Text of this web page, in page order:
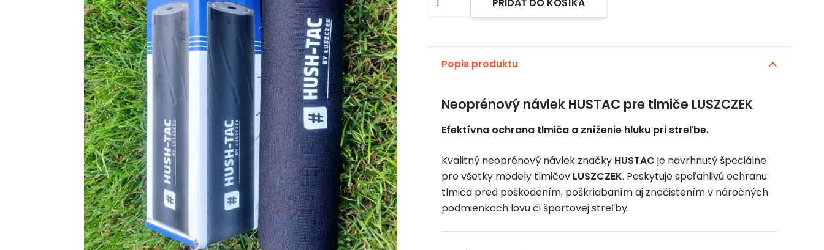
HUSTAC
Alternative:
Popis produktu
Neoprénový návlek HUSTAC pre tlmiče LUSZCZEK
Efektívna ochrana tlmiča a zníženie hluku pri streľbe.
Kvalitný neoprénový návlek značky HUSTAC je navrhnutý špeciálne
pre všetky modely tlmičov LUSZCZEK. Poskytuje spoľahlivú ochranu
tlmiča pred poškodením, poškriabaním aj znečistením v náročných
podmienkach lovu či športovej streľby.